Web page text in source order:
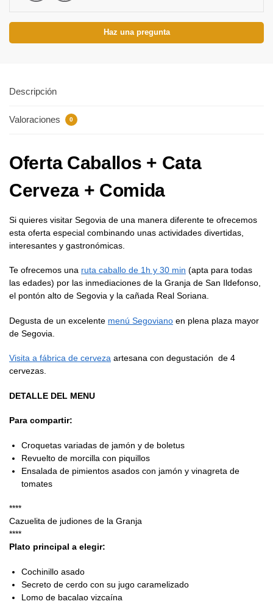
Haz una pregunta
Descripción
Valoraciones 0
Oferta Caballos + Cata
Cerveza + Comida
Si quieres visitar Segovia de una manera diferente te ofrecemos
esta oferta especial combinando unas actividades divertidas,
interesantes y gastronómicas.
Te ofrecemos una ruta caballo de 1h y 30 min (apta para todas
las edades) por las inmediaciones de la Granja de San Ildefonso,
el pontón alto de Segovia y la cañada Real Soriana.
Degusta de un excelente menú Segoviano en plena plaza mayor
de Segovia.
Visita a fábrica de cerveza artesana con degustación de 4
cervezas.
DETALLE DEL MENU
Para compartir:
Croquetas variadas de jamón y de boletus
Revuelto de morcilla con piquillos
Ensalada de pimientos asados con jamón y vinagreta de
tomates
****
Cazuelita de judiones de la Granja
****
Plato principal a elegir:
Cochinillo asado
Secreto de cerdo con su jugo caramelizado
Lomo de bacalao vizcaína